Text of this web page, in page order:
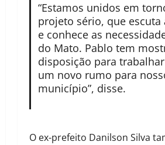
“Estamos unidos em
projeto sério, que escuta
e conhece as
do Mato. Pablo tem
disposição para
um novo rumo para
município”, disse.
O ex-prefeito Danilson Silva